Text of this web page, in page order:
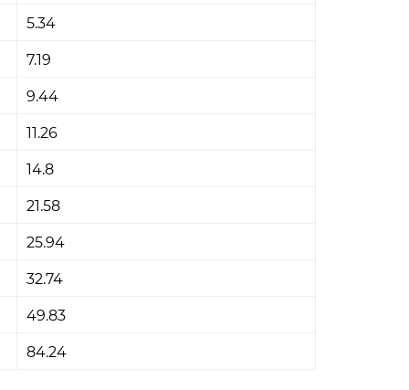
5.34
7.19
9.44
11.26
14.8
21.58
25.94
32.74
49.83
84.24